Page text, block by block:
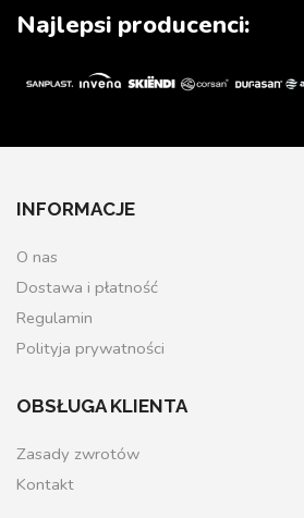
Najlepsi producenci:
INFORMACJE
O nas
Dostawa i płatność
Regulamin
Polityja prywatności
OBSŁUGA KLIENTA
Zasady zwrotów
Kontakt